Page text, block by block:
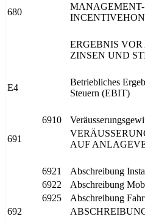
680
ERGEBNIS
ZINSEN UND
E4
Betriebliches
Steuern (EBIT)
6910
691
AUF
6921 Abschreibung
6922
Abschreibung
6925
Abschreibung
692